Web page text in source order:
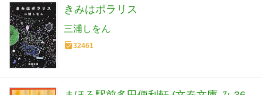
きみはポラリス
三浦しをん
32461